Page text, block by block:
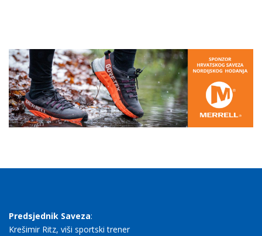
Predsjednik Saveza:
Krešimir Ritz, viši sportski trener